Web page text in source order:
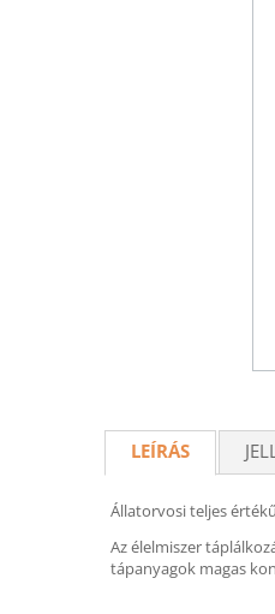
LEÍRÁS
Állatorvosi teljes
Az élelmiszer
tápanyagok magas